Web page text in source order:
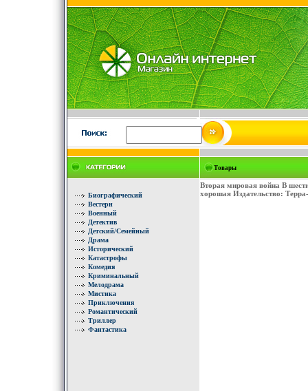
Биографический
Вестерн
Военный
Детектив
Детский/Семейный
Драма
Исторический
Катастрофы
Комедия
Криминальный
Мелодрама
Мистика
Приключения
Романтический
Триллер
Фантастика
Товары
Вторая мировая война В
хорошая Издательство: